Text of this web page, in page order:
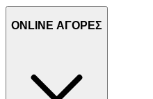
ONLINE ΑΓΟΡΕΣ